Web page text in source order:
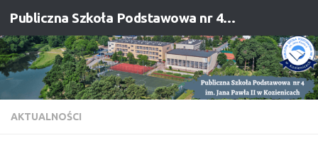
Przejdź do treści Publiczna Szkoła Podstawowa nr 4 im. Jana Pawła II w Kozienicach
AKTUALNOŚCI